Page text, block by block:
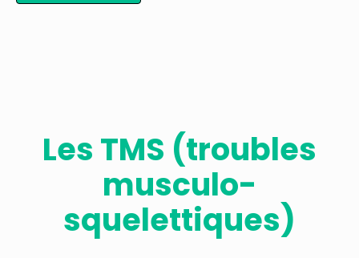
Les TMS (troubles
musculo-
squelettiques)